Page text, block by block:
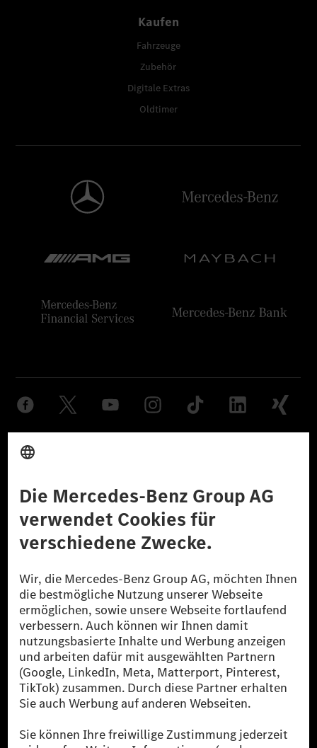
Kaufen
Fahrzeuge
Zubehör
Digitale Extras
Oldtimer
© 2026 Mercedes-Benz Group AG. Alle Rechte vorbehalten.
reduzierte CO₂-Emissionen bei der Mercedes-Benz Group durch
zertifizierte Ausgleichsprojekte kompensiert werden.
[2] Renewable Charging ist ein integraler Bestandteil von MB.CHARGE
Public in Europa, den USA, Kanada und China. Sofern an der jeweiligen
Ladestation noch kein Strom aus erneuerbaren Energien vorliegt,
verwendet Renewable Charging Grünstromzertifikate*. Diese stellen
sicher, dass für Ladevorgänge über MB.CHARGE Public eine äquivalente
Strommenge aus erneuerbaren Energien ins Stromnetz eingespeist wird.
Sie stammen ausschließlich aus Wind- und Solarkraftanlagen, die jünger
als sechs Jahre sind.
* Inkl. EKOenergy Ökolabel
* Die angegebenen Werte wurden nach dem vorgeschriebenen
Messverfahren WLTP (Worldwide harmonised Light vehicles Test